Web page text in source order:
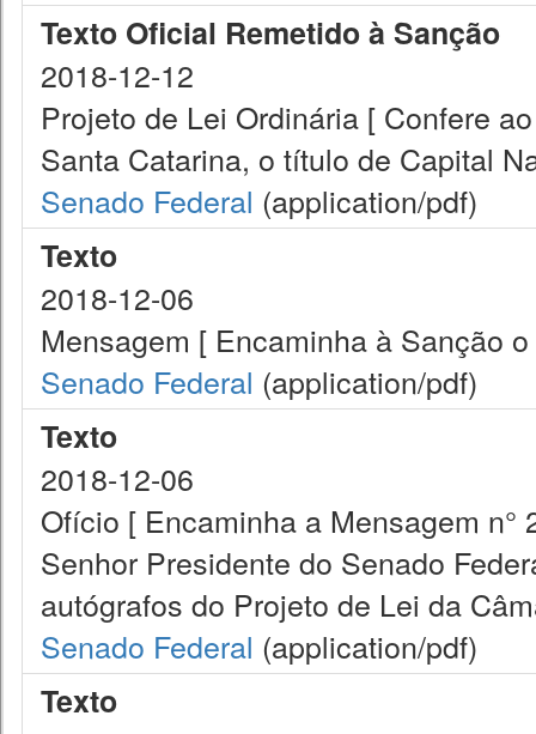
Texto Oficial Remetido à Sanção
2018-12-12
Projeto de Lei Ordinária [ Confere
Santa Catarina, o título de Capital
Senado Federal (application/pdf)
Texto
2018-12-06
Mensagem [ Encaminha à Sanção
Senado Federal (application/pdf)
Texto
2018-12-06
Ofício [ Encaminha a Mensagem
Senhor Presidente do Senado
autógrafos do Projeto de Lei da
Senado Federal (application/pdf)
Texto